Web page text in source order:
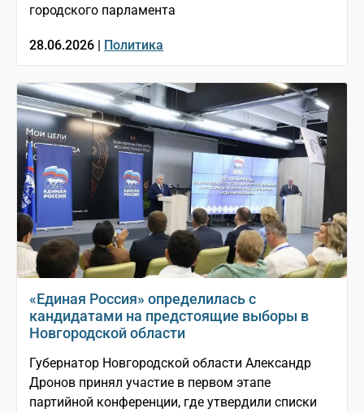
городского парламента
28.06.2026 | Политика
«Единая Россия» определилась с
кандидатами на предстоящие выборы в
Новгородской области
Губернатор Новгородской области Александр
Дронов принял участие в первом этапе
партийной конференции, где утвердили списки